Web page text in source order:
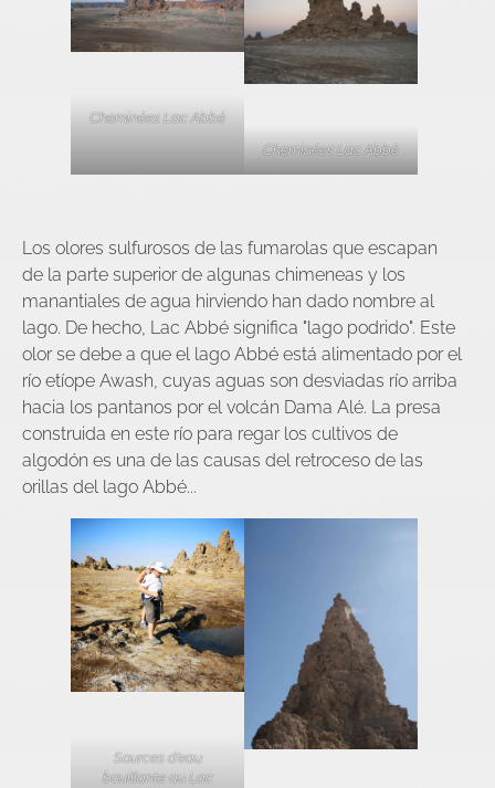
Cheminées Lac Abbé
Cheminées Lac Abbé
Los olores sulfurosos de las fumarolas que escapan
de la parte superior de algunas chimeneas y los
manantiales de agua hirviendo han dado nombre al
lago. De hecho, Lac Abbé significa "lago podrido". Este
olor se debe a que el lago Abbé está alimentado por el
río etíope Awash, cuyas aguas son desviadas río arriba
hacia los pantanos por el volcán Dama Alé. La presa
construida en este río para regar los cultivos de
algodón es una de las causas del retroceso de las
orillas del lago Abbé...
Sources d’eau
bouillante au Lac